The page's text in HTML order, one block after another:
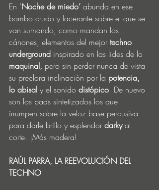
En ‘Noche de miedo’ abunda en ese
bombo crudo y lacerante sobre el que se
van sumando, como mandan los
cánones, elementos del mejor techno
underground inspirado en las lides de lo
maquinal, pero sin perder nunca de vista
su preclara inclinación por la potencia,
lo abisal y el sonido distópico. De nuevo
son los pads sintetizados los que
irrumpen sobre la veloz base percusiva
para darle brillo y esplendor darky al
corte. ¡Más madera!
RAÚL PARRA, LA REEVOLUCIÓN DEL
TECHNO